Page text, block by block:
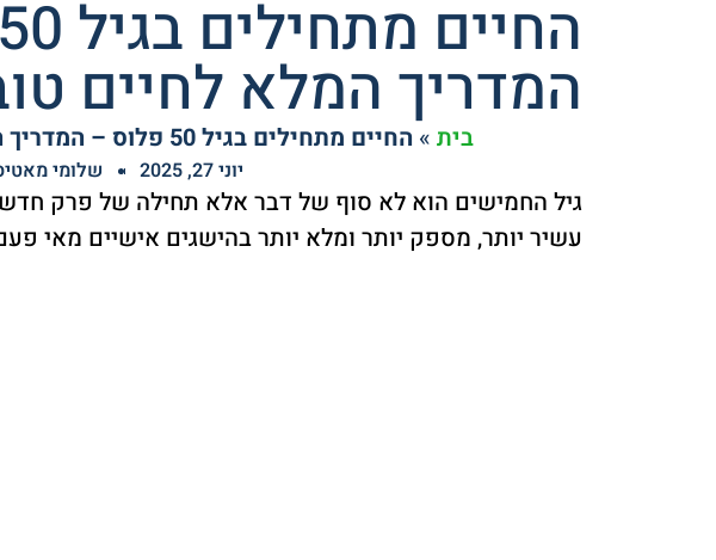
המדריך המלא לחיים
בית » החיים מתחילים בגיל 50 פלוס – המדריך המלא לחיים טובים יותר
יוני 27, 2025 שלומי
גיל החמישים הוא לא סוף של דבר אלא תחילה של פרק חדש
עשיר יותר, מספק יותר ומלא יותר בהישגים אישיים מאי